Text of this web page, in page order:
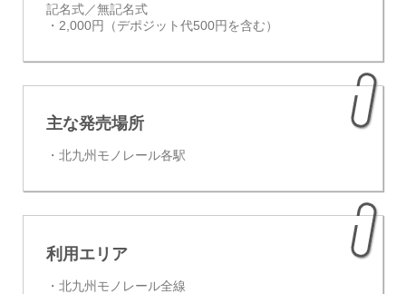
記名式／無記名式
・2,000円（デポジット代500円を含む）
主な発売場所
・北九州モノレール各駅
利用エリア
・北九州モノレール全線